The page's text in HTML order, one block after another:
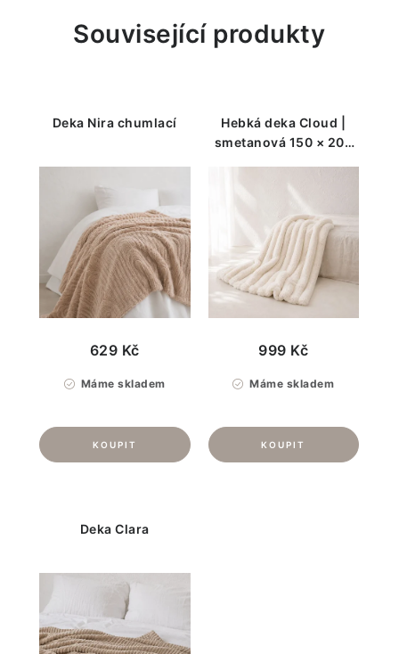
Související produkty
Deka Nira chumlací
Máme skladem
629 Kč
Hebká deka Cloud |
smetanová 150 × 200
Máme skladem
999 Kč
Deka Clara